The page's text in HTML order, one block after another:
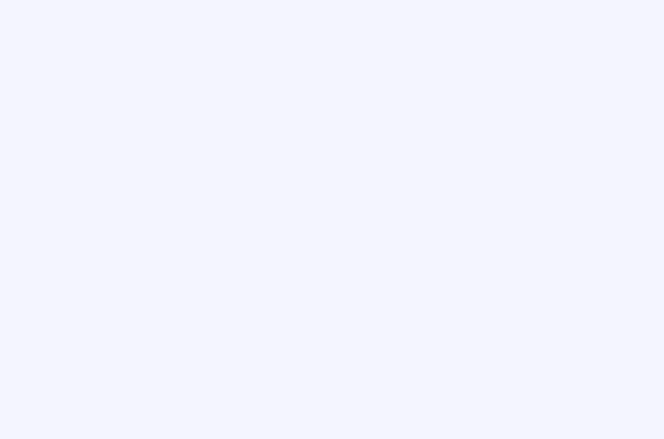
数SaaS企業】事業成長に伴う体制強化！組織の基盤を支える法務担当
ージャー候補！急成長エンタメ×新規事業に伴走／リモート・フルリモート可